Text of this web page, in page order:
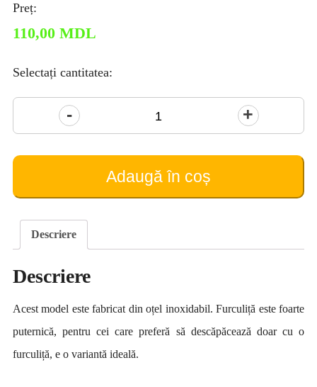
Preț:
110,00 MDL
Selectați cantitatea:
Cantitate
Furculiță
Profi
Adaugă în coș
Descriere
Descriere
Acest model este fabricat din oțel inoxidabil. Furculiță este foarte
puternică, pentru cei care preferă să descăpăcează doar cu o
furculiță, e o variantă ideală.